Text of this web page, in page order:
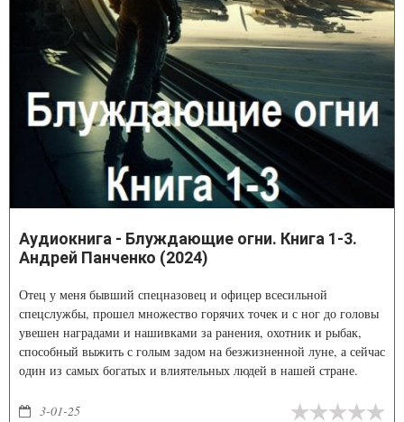
Аудиокнига - Блуждающие огни. Книга 1-3.
Андрей Панченко (2024)
Отец у меня бывший спецназовец и офицер всесильной
спецслужбы, прошел множество горячих точек и с ног до головы
увешен наградами и нашивками за ранения, охотник и рыбак,
способный выжить с голым задом на безжизненной луне, а сейчас
один из самых богатых и влиятельных людей в нашей стране.
справиться. Или нет? Как он сможет решить мою проблему?
3-01-25